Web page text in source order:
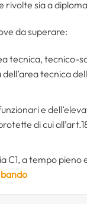
sia a
da superare:
tecnica, tecnico-
tecnica
e
di cui
C1, a tempo